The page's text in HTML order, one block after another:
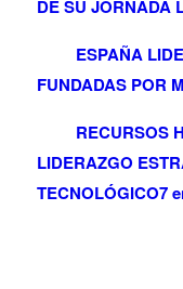
DE SU JORNADA
ESPAÑA
FUNDADAS POR
RECURSOS
LIDERAZGO
TECNOLÓGICO7